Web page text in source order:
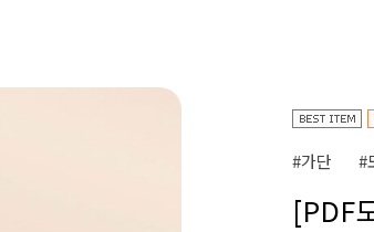
#가단 #
[PDF